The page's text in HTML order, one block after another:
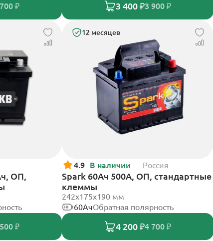
₽ 3 400 ₽3 900 ₽
ОП,
₽
12 месяцев
4.9 В наличии Россия
Spark 60Ач 500А, ОП, стандартные
клеммы
242х175х190 мм
60АчОбратная полярность
4 200 ₽4 700 ₽